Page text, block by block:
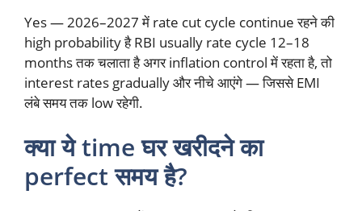
Yes — 2026–2027 में rate cut cycle continue रहने की
high probability है RBI usually rate cycle 12–18
months तक चलाता है अगर inflation control में रहता है, तो
interest rates gradually और नीचे आएंगे — जिससे EMI
लंबे समय तक low रहेगी.
क्या ये time घर खरीदने का
perfect समय है?